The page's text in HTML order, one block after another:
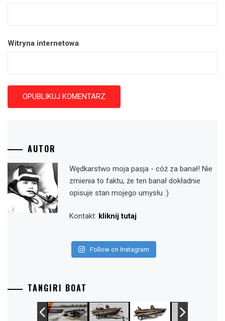
Witryna internetowa
AUTOR
Wędkarstwo moja pasja - cóż za banał! Nie
zmienia to faktu, że ten banał dokładnie
opisuje stan mojego umysłu :)
Kontakt: kliknij tutaj
Follow on Instagram
TANGIRI BOAT